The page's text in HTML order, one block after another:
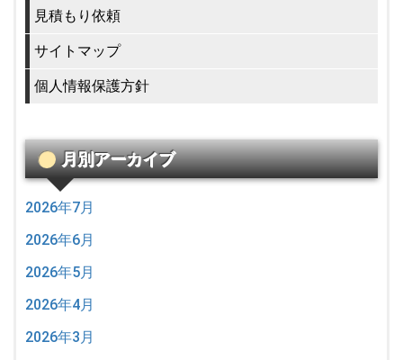
見積もり依頼
サイトマップ
個人情報保護方針
月別アーカイブ
2026年7月
2026年6月
2026年5月
2026年4月
2026年3月